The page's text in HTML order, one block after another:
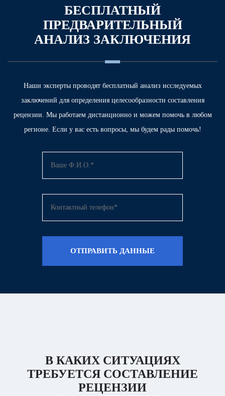
БЕСПЛАТНЫЙ
ПРЕДВАРИТЕЛЬНЫЙ
АНАЛИЗ ЗАКЛЮЧЕНИЯ
Наши эксперты проводят бесплатный анализ исследуемых
заключений для определения целесообразности составления
рецензии. Мы работаем дистанционно и можем помочь в любом
регионе. Если у вас есть вопросы, мы будем рады помочь!
ОТПРАВИТЬ ДАННЫЕ
В КАКИХ СИТУАЦИЯХ
ТРЕБУЕТСЯ СОСТАВЛЕНИЕ
РЕЦЕНЗИИ